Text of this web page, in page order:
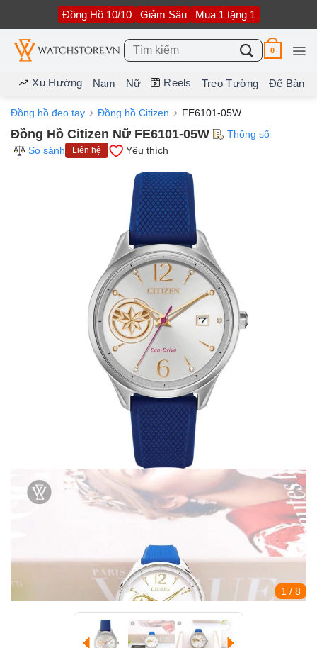
nội
dung
Đồng Hồ 10/10 Giảm Sâu Mua 1 tặng 1
Tìm
kiếm:
0
Xu Hướng Nam Nữ Reels Treo Tường Để Bàn
Đồng hồ đeo tay Đồng hồ Citizen FE6101-05W
Đồng Hồ Citizen Nữ FE6101-05W
Thông số
So sánh
Liên hệ Yêu thích
1 / 8